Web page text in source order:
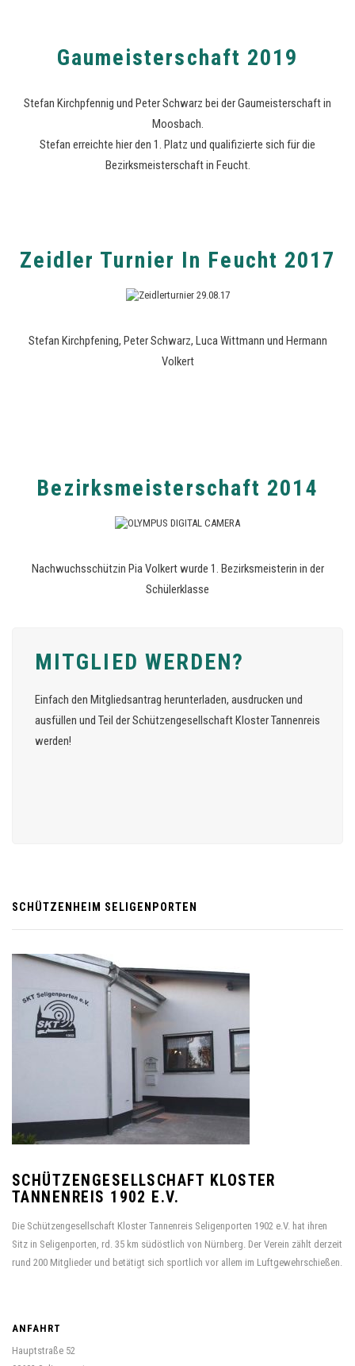
Gaumeisterschaft 2019
Stefan Kirchpfennig und Peter Schwarz bei der Gaumeisterschaft in
Moosbach.
Stefan erreichte hier den 1. Platz und qualifizierte sich für die
Bezirksmeisterschaft in Feucht.
Zeidler Turnier In Feucht 2017
Stefan Kirchpfening, Peter Schwarz, Luca Wittmann und Hermann
Volkert
Bezirksmeisterschaft 2014
Nachwuchsschützin Pia Volkert wurde 1. Bezirksmeisterin in der
Schülerklasse
MITGLIED WERDEN?
Einfach den Mitgliedsantrag herunterladen, ausdrucken und
ausfüllen und Teil der Schützengesellschaft Kloster Tannenreis
werden!
SCHÜTZENHEIM SELIGENPORTEN
SCHÜTZENGESELLSCHAFT KLOSTER
TANNENREIS 1902 E.V.
Die Schützengesellschaft Kloster Tannenreis Seligenporten 1902 e.V. hat ihren
Sitz in Seligenporten, rd. 35 km südöstlich von Nürnberg. Der Verein zählt derzeit
rund 200 Mitglieder und betätigt sich sportlich vor allem im Luftgewehrschießen.
ANFAHRT
Hauptstraße 52